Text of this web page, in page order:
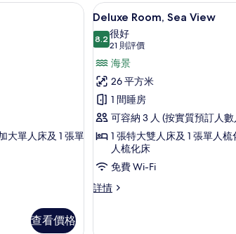
景 | 迷你吧、房內夾萬、書桌、手提電腦工作空間
大單人床及 1 張單
查看價格
載
入
所
有
Deluxe
Room,
Sea
View
相
片
4
Deluxe Room, Sea View
8.28.2 分，滿分 10 分
很好
21 則評價
(21
則
評
價)
海景
26 平方米
1 間睡房
可容納 3 人 (按實質預訂人
1 張特大雙人床及 1 張單人
人梳化床
免費 Wi-Fi
詳情
Deluxe